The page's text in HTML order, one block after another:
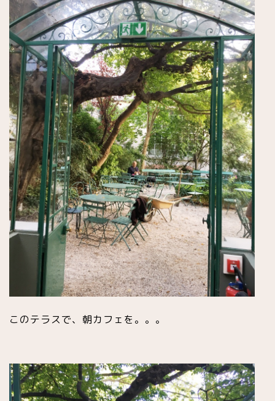
このテラスで、朝カフェを。。。